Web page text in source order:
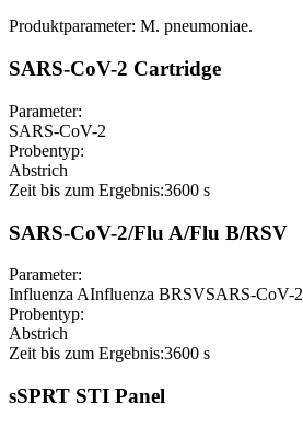
Produktparameter: M. pneumoniae.
SARS-CoV-2 Cartridge
Parameter:
SARS-CoV-2
Probentyp:
Abstrich
Zeit bis zum Ergebnis:3600 s
SARS-CoV-2/Flu A/Flu B/RSV
Parameter:
Influenza AInfluenza BRSVSARS-CoV-2
Probentyp:
Abstrich
Zeit bis zum Ergebnis:3600 s
sSPRT STI Panel